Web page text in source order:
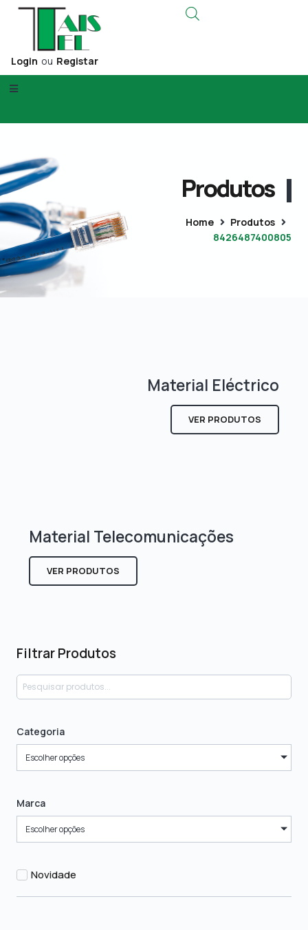
Login ou Registar
Produtos
Home
Produtos
8426487400805
Filtrar Produtos
Categoria
Escolher opções
Marca
Escolher opções
Novidade
Material Eléctrico
VER PRODUTOS
Material Telecomunicações
VER PRODUTOS